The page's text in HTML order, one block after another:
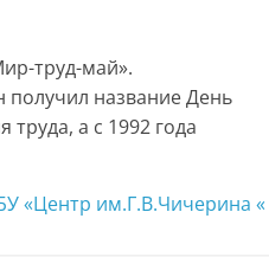
труд-май».
получил название День
а с 1992 года
«Центр им.Г.В.Чичерина «